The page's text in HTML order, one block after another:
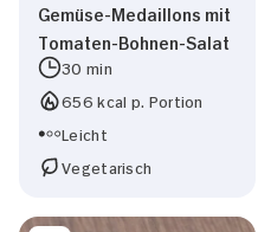
Statistiken
Marketing
Gemüse-Medaillons mit
Tomaten-Bohnen-Salat
30 min
656 kcal p. Portion
Leicht
Vegetarisch